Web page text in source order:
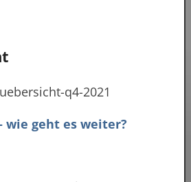
wie geht es weiter?